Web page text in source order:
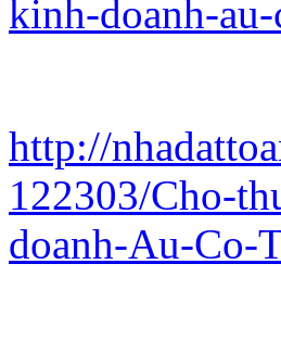
kinh-doanh-
http://
122303/Cho-
doanh-Au-Co-